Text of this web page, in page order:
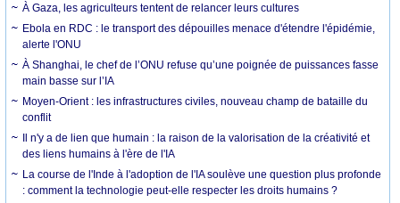
À Gaza, les agriculteurs tentent de relancer leurs cultures
Ebola en RDC : le transport des dépouilles menace d'étendre l'épidémie,
alerte l'ONU
À Shanghai, le chef de l’ONU refuse qu’une poignée de puissances fasse
main basse sur l’IA
Moyen-Orient : les infrastructures civiles, nouveau champ de bataille du
conflit
Il n'y a de lien que humain : la raison de la valorisation de la créativité et
des liens humains à l'ère de l'IA
La course de l'Inde à l'adoption de l'IA soulève une question plus profonde
: comment la technologie peut-elle respecter les droits humains ?